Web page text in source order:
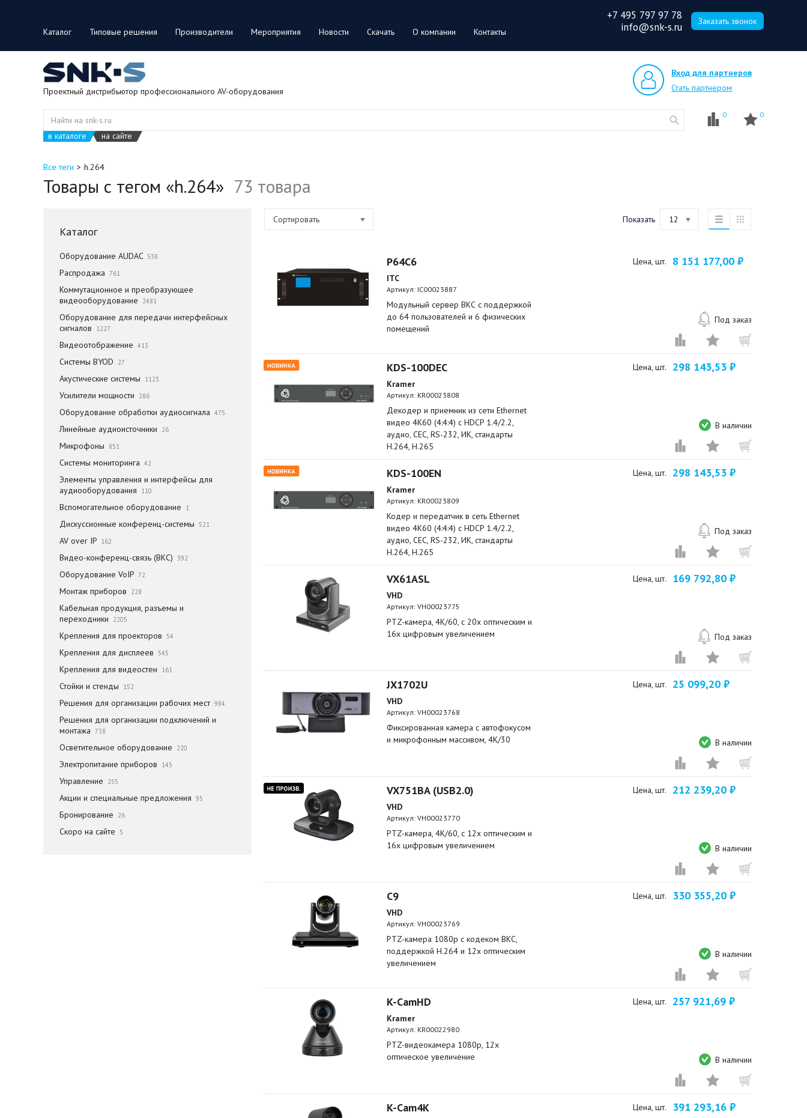
Каталог Типовые решения Производители Мероприятия Новости Скачать О компании Контакты
+7 495 797 97 78
info@snk-s.ru
Заказать звонок
Проектный дистрибьютор профессионального AV-оборудования
Вход для партнеров
Стать партнером
в каталоге на сайте
0 0
Все теги h.264
Товары с тегом «h.264» 73 товара
Каталог
Оборудование AUDAC 538
Распродажа 761
Коммутационное и преобразующее
видеооборудование
2481
Оборудование для передачи интерфейсных
сигналов
1227
Видеоотображение 413
Системы BYOD 27
Акустические системы 1123
Усилители мощности 286
Оборудование обработки аудиосигнала 475
Линейные аудиоисточники 26
Микрофоны 851
Системы мониторинга 42
Элементы управления и интерфейсы для
аудиооборудования
110
Вспомогательное оборудование 1
Дискуссионные конференц-системы 521
AV over IP 162
Видео-конференц-связь (ВКС) 392
Оборудование VoIP 72
Монтаж приборов 228
Кабельная продукция, разъемы и
переходники
2205
Крепления для проекторов 54
Крепления для дисплеев 545
Крепления для видеостен 161
Стойки и стенды 152
Решения для организации рабочих мест 984
Решения для организации подключений и
монтажа 738
Осветительное оборудование 220
Электропитание приборов 145
Управление 255
Акции и специальные предложения 95
Бронирование 26
Скоро на сайте 5
Сортировать Показать 12
P64C6
ITC
Артикул: IC00023887
Модульный сервер ВКС с поддержкой
до 64 пользователей и 6 физических
помещений
Цена, шт. 8 151 177,00 ₽
Под заказ
KDS-100DEC
Kramer
Артикул: KR00023808
Декодер и приемник из сети Ethernet
видео 4K60 (4:4:4) с HDCP 1.4/2.2,
аудио, CEC, RS-232, ИК, стандарты
H.264, H.265
Цена, шт. 298 143,53 ₽
В наличии
KDS-100EN
Kramer
Артикул: KR00023809
Кодер и передатчик в сеть Ethernet
видео 4K60 (4:4:4) с HDCP 1.4/2.2,
аудио, CEC, RS-232, ИК, стандарты
H.264, H.265
Цена, шт. 298 143,53 ₽
Под заказ
VX61ASL
VHD
Артикул: VH00023775
PTZ-камера, 4K/60, c 20х оптическим и
16x цифровым увеличением
Цена, шт. 169 792,80 ₽
Под заказ
JX1702U
VHD
Артикул: VH00023768
Фиксированная камера с автофокусом
и микрофонным массивом, 4K/30
Цена, шт. 25 099,20 ₽
В наличии
VX751BA (USB2.0)
VHD
Артикул: VH00023770
PTZ-камера, 4K/60, c 12х оптическим и
16x цифровым увеличением
Цена, шт. 212 239,20 ₽
В наличии
C9
VHD
Артикул: VH00023769
PTZ-камера 1080p с кодеком ВКС,
поддержкой H.264 и 12х оптическим
увеличением
Цена, шт. 330 355,20 ₽
В наличии
K-CamHD
Kramer
Артикул: KR00022980
PTZ-видеокамера 1080p, 12х
оптическое увеличение
Цена, шт. 257 921,69 ₽
В наличии
K-Cam4K Цена, шт. 391 293,16 ₽